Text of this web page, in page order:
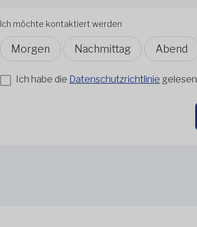
Ich möchte kontaktiert werden
Morgen Nachmittag Abend
Ich habe die Datenschutzrichtlinie gelesen